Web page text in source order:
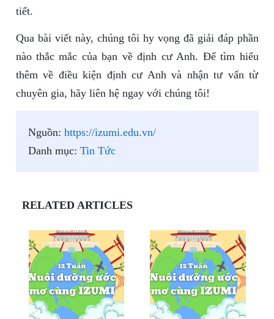
tiết.
Qua bài viết này, chúng tôi hy vọng đã giải đáp phần
nào thắc mắc của bạn về định cư Anh. Để tìm hiểu
thêm về điều kiện định cư Anh và nhận tư vấn từ
chuyên gia, hãy liên hệ ngay với chúng tôi!
Nguồn: https://izumi.edu.vn/
Danh mục: Tin Tức
RELATED ARTICLES